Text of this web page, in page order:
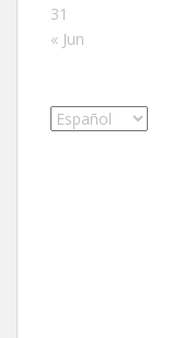
31
« Jun
Elegir